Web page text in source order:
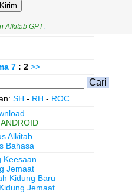
Kirim
Alkitab GPT.
7 : 2 >>
SH - RH - ROC
Alkitab
Bahasa
Keesaan
Jemaat
Kidung Baru
Jemaat